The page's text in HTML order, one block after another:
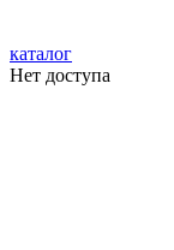
каталог
Нет доступа